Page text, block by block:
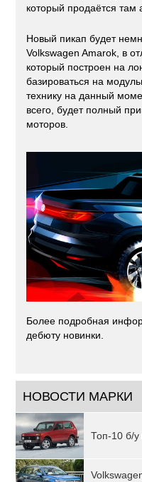
который продаётся там
Новый пикап будет
Volkswagen Amarok, в
который построен на
базироваться на
технику на данный
всего, будет полный
моторов.
Более подробная
дебюту новинки.
НОВОСТИ МАРКИ
Топ-10 б/у